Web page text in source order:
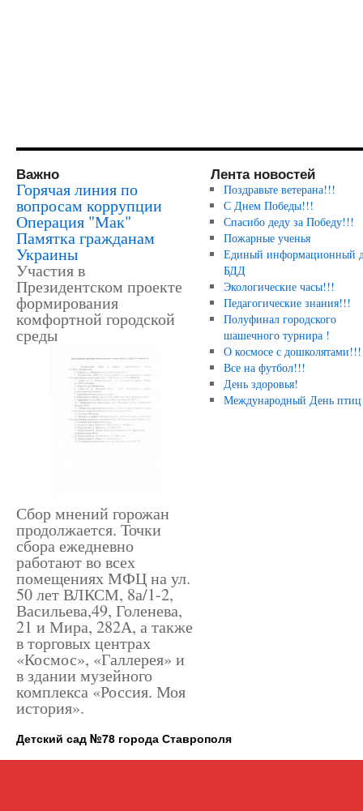
Важно
Горячая линия по
вопросам коррупции
Операция "Мак"
Памятка гражданам
Украины
Участия в
Президентском проекте
формирования
комфортной городской
среды
Сбор мнений горожан
продолжается. Точки
сбора ежедневно
работают во всех
помещениях МФЦ на ул.
50 лет ВЛКСМ, 8а/1-2,
Васильева,49, Голенева,
21 и Мира, 282А, а также
в торговых центрах
«Космос», «Галлерея» и
в здании музейного
комплекса «Россия. Моя
история».
Лента новостей
Поздравьте ветерана!!!
С Днем Победы!!!
Спасибо деду за Победу!!!
Пожарные ученья
Единый информационный
БДД
Экологические часы!!!
Педагогические знания!!!
Полуфинал городского
шашечного турнира !
О космосе с дошколятами!!!
Все на футбол!!!
День здоровья!
Международный День птиц
Детский сад №78 города Ставрополя